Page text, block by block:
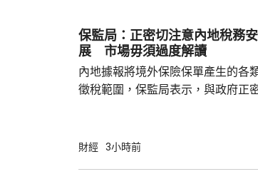
元。 其他AI相關股亦造好，兆易
保監局：正密切注意內地稅務
展 市場毋須過度解讀
內地據報將境外保險保單產生的各
徵稅範圍，保監局表示，與政府正
境外投資收益必須依法申報及繳稅
財經 3小時前